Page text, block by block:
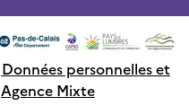
Données personnelles et
Agence Mixte